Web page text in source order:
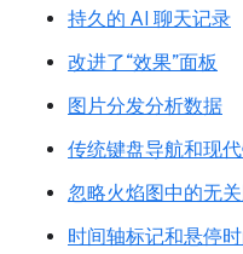
持久的 AI 聊天记录
改进了“效果”面板
图片分发分析数据
传统键盘导航和现
忽略火焰图中的无
时间轴标记和悬停